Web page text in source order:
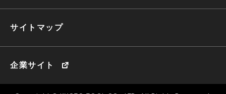
サイトマップ
企業サイト